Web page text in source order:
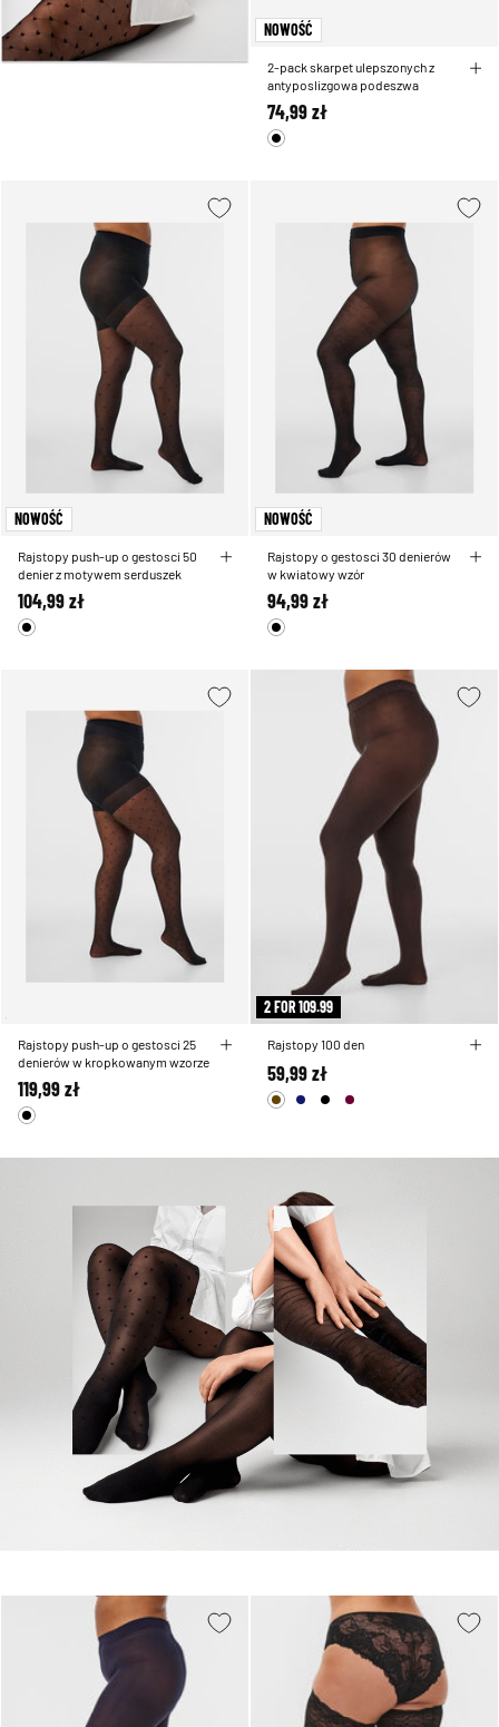
NOWOŚĆ
2-pack skarpet ulepszonych z
antyposlizgowa podeszwa
74,99 zł
NOWOŚĆ
Rajstopy push-up o gestosci 50
denier z motywem serduszek
104,99 zł
NOWOŚĆ
Rajstopy o gestosci 30 denierów
w kwiatowy wzór
94,99 zł
Rajstopy push-up o gestosci 25
denierów w kropkowanym wzorze
119,99 zł
2 FOR 109.99
Rajstopy 100 den
59,99 zł